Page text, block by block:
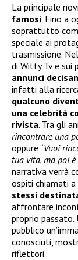
La principale
famosi. Fino a
soprattutto
speciale ai
trasmissione.
di Witty Tv e sui
annunci
infatti alla
qualcuno
una celebrità
rivista. Tra gli
rincontrare una
oppure “Vuoi
tua vita, ma poi
narrativa verrà
ospiti chiamati a
stessi
affrontare
proprio passato.
pubblico
conosciuti,
riflettori.